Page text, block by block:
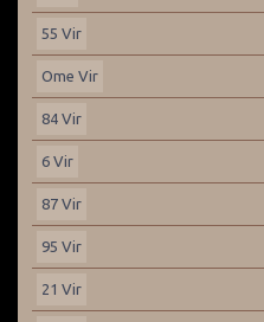
55 Vir
Ome Vir
84 Vir
6 Vir
87 Vir
95 Vir
21 Vir